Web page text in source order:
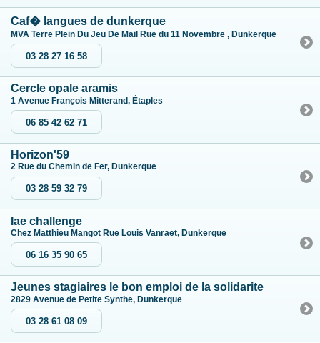
Caf� langues de dunkerque
MVA Terre Plein Du Jeu De Mail Rue du 11 Novembre , Dunkerque
03 28 27 16 58
Cercle opale aramis
1 Avenue François Mitterand, Étaples
06 85 42 62 71
Horizon'59
2 Rue du Chemin de Fer, Dunkerque
03 28 59 32 79
Iae challenge
Chez Matthieu Mangot Rue Louis Vanraet, Dunkerque
06 16 35 90 65
Jeunes stagiaires le bon emploi de la solidarite
2829 Avenue de Petite Synthe, Dunkerque
03 28 61 08 09